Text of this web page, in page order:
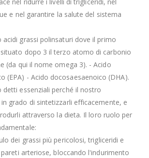
e nel garantire la salute del sistema
acidi grassi polinsaturi dove il primo
dopo 3 il terzo atomo di carbonio
(da qui il nome omega 3). - Acido
(EPA) - Acido docosaesaenoico (DHA).
detti essenziali perché il nostro
grado di sintetizzarli efficacemente, e
attraverso la dieta. Il loro ruolo per
dei grassi più pericolosi, trigliceridi e
arteriose, bloccando l'indurimento